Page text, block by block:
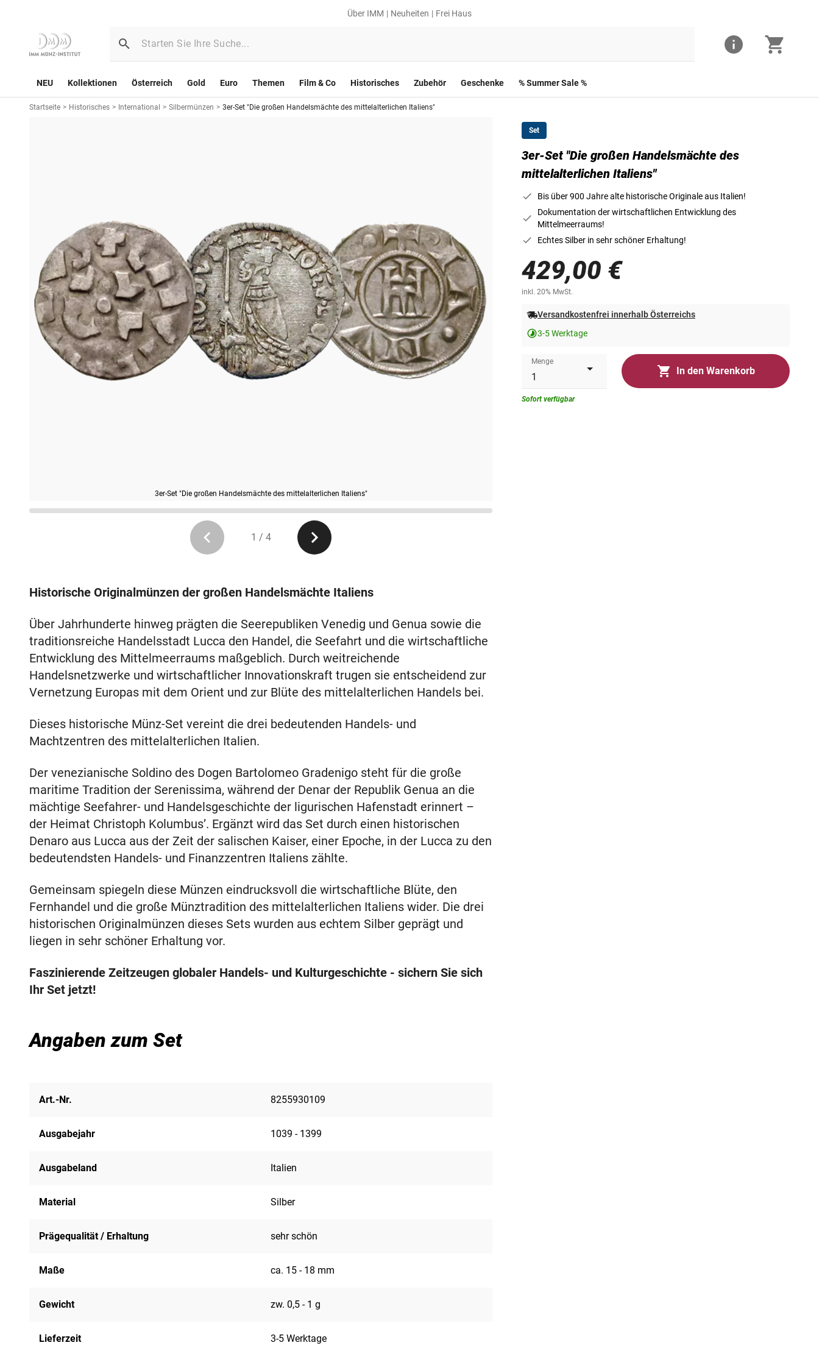
Über IMM Neuheiten Frei Haus
NEU Kollektionen Österreich Gold Euro Themen Film & Co Historisches Zubehör Geschenke % Summer Sale %
Startseite > Historisches > International > Silbermünzen > 3er-Set "Die großen Handelsmächte des mittelalterlichen Italiens"
3er-Set "Die großen Handelsmächte des mittelalterlichen Italiens"
Denar | Italien, Lucca; 1039 - 1125 | ca. 1 g Silber | ⌀ ca. 16 mm |
1 / 4
Set
3er-Set "Die großen Handelsmächte des
mittelalterlichen Italiens"
Bis über 900 Jahre alte historische Originale aus Italien!
Dokumentation der wirtschaftlichen Entwicklung des
Mittelmeerraums!
Echtes Silber in sehr schöner Erhaltung!
429,00 €
inkl. 20% MwSt.
Versandkostenfrei innerhalb Österreichs
3-5 Werktage
Menge
In den Warenkorb
Sofort verfügbar
Historische Originalmünzen der großen Handelsmächte Italiens
Über Jahrhunderte hinweg prägten die Seerepubliken Venedig und Genua sowie die
traditionsreiche Handelsstadt Lucca den Handel, die Seefahrt und die wirtschaftliche
Entwicklung des Mittelmeerraums maßgeblich. Durch weitreichende
Handelsnetzwerke und wirtschaftlicher Innovationskraft trugen sie entscheidend zur
Vernetzung Europas mit dem Orient und zur Blüte des mittelalterlichen Handels bei.
Dieses historische Münz-Set vereint die drei bedeutenden Handels- und
Machtzentren des mittelalterlichen Italien.
Der venezianische Soldino des Dogen Bartolomeo Gradenigo steht für die große
maritime Tradition der Serenissima, während der Denar der Republik Genua an die
mächtige Seefahrer- und Handelsgeschichte der ligurischen Hafenstadt erinnert –
der Heimat Christoph Kolumbus’. Ergänzt wird das Set durch einen historischen
Denaro aus Lucca aus der Zeit der salischen Kaiser, einer Epoche, in der Lucca zu den
bedeutendsten Handels- und Finanzzentren Italiens zählte.
Gemeinsam spiegeln diese Münzen eindrucksvoll die wirtschaftliche Blüte, den
Fernhandel und die große Münztradition des mittelalterlichen Italiens wider. Die drei
historischen Originalmünzen dieses Sets wurden aus echtem Silber geprägt und
liegen in sehr schöner Erhaltung vor.
Faszinierende Zeitzeugen globaler Handels- und Kulturgeschichte - sichern Sie sich
Ihr Set jetzt!
Angaben zum Set
Art.-Nr. 8255930109
Ausgabejahr 1039 - 1399
Ausgabeland Italien
Material Silber
Prägequalität / Erhaltung sehr schön
Maße ca. 15 - 18 mm
Gewicht zw. 0,5 - 1 g
Lieferzeit 3-5 Werktage